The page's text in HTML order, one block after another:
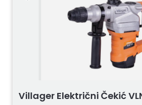
Villager Električni Čekić